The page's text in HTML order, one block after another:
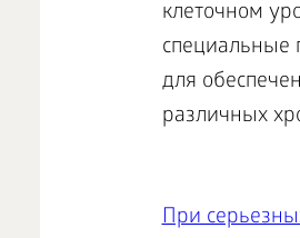
клеточном
специальные
для
различных
При